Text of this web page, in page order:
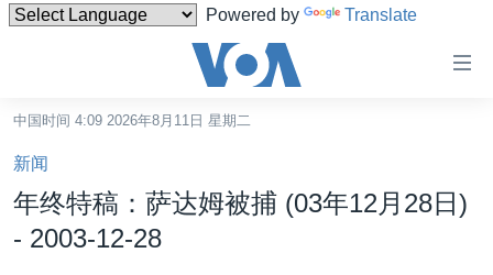
Powered by Translate
碍
链
接
转
中国时间 4:09 2026年8月11日 星期二
新闻
年终特稿：萨达姆被捕 (03年12月28日)
- 2003-12-28